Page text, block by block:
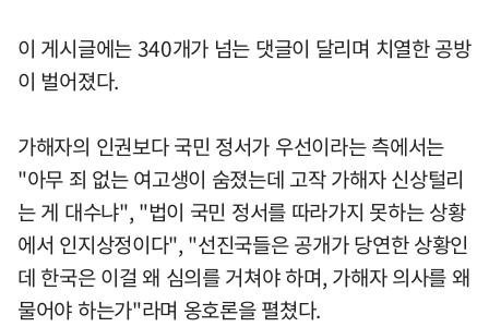
이 게시글에는 340개가 넘는 댓글이 달리며 치열한 공방
이 벌어졌다.
가해자의 인권보다 국민 정서가 우선이라는 측에서는
"아무 죄 없는 여고생이 숨졌는데 고작 가해자 신상털리
는 게 대수냐", "법이 국민 정서를 따라가지 못하는 상황
에서 인지상정이다", "선진국들은 공개가 당연한 상황인
데 한국은 이걸 왜 심의를 거쳐야 하며, 가해자 의사를 왜
물어야 하는가"라며 옹호론을 펼쳤다.